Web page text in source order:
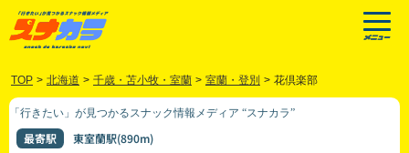
TOP > 北海道 > 千歳・苫小牧・室蘭 > 室蘭・登別 > 花倶楽部
「行きたい」が見つかるスナック情報メディア “スナカラ”
最寄駅 東室蘭駅(890m)